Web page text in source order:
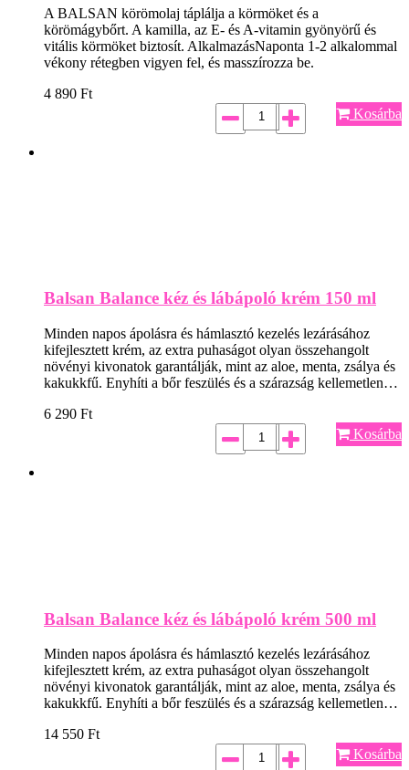
A BALSAN körömolaj táplálja a körmöket és a
körömágybőrt. A kamilla, az E- és A-vitamin gyönyörű és
vitális körmöket biztosít. AlkalmazásNaponta 1-2 alkalommal
vékony rétegben vigyen fel, és masszírozza be.
4 890 Ft
Kosárba
Balsan Balance kéz és lábápoló krém 150 ml
Minden napos ápolásra és hámlasztó kezelés lezárásához
kifejlesztett krém, az extra puhaságot olyan összehangolt
növényi kivonatok garantálják, mint az aloe, menta, zsálya és
kakukkfű. Enyhíti a bőr feszülés és a szárazság kellemetlen…
6 290 Ft
Kosárba
Balsan Balance kéz és lábápoló krém 500 ml
Minden napos ápolásra és hámlasztó kezelés lezárásához
kifejlesztett krém, az extra puhaságot olyan összehangolt
növényi kivonatok garantálják, mint az aloe, menta, zsálya és
kakukkfű. Enyhíti a bőr feszülés és a szárazság kellemetlen…
14 550 Ft
Kosárba